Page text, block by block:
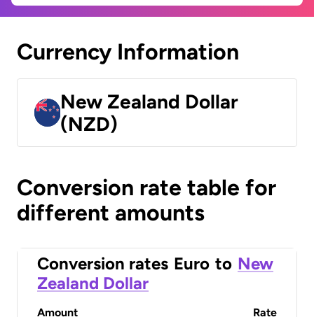
Currency Information
New Zealand Dollar
(NZD)
Conversion rate table for
different amounts
Conversion rates Euro to New
Zealand Dollar
Amount Rate